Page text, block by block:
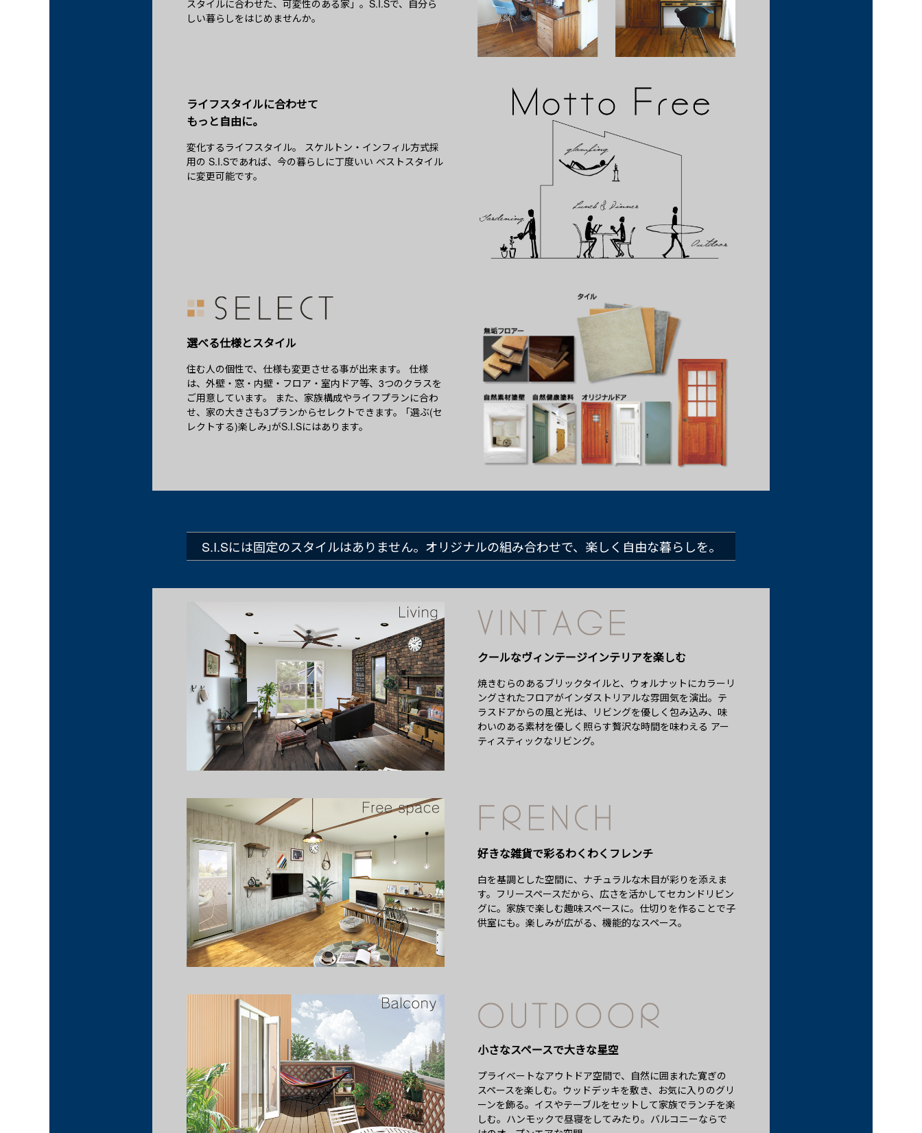
スタイルに合わせた、可変性のある家」。S.I.Sで、自分ら
しい暮らしをはじめませんか。
ライフスタイルに合わせて
もっと自由に。
変化するライフスタイル。 スケルトン・インフィル方式採
用の S.I.Sであれば、今の暮らしに丁度いい ベストスタイル
に変更可能です。
選べる仕様とスタイル
住む人の個性で、仕様も変更させる事が出来ます。 仕様
は、外壁・窓・内壁・フロア・室内ドア等、3つのクラスを
ご用意しています。 また、家族構成やライフプランに合わ
せ、家の大きさも3プランからセレクトできます。 ｢選ぶ(セ
レクトする)楽しみ｣がS.I.Sにはあります。
S.I.Sには固定のスタイルはありません。 オリジナルの組み合わせで、 楽しく自由な暮らしを。
クールなヴィンテージインテリアを楽しむ
焼きむらのあるブリックタイルと、ウォルナットにカラーリ
ングされたフロアがインダストリアルな雰囲気を演出。テ
ラスドアからの風と光は、リビングを優しく包み込み、味
わいのある素材を優しく照らす贅沢な時間を味わえる アー
ティスティックなリビング。
好きな雑貨で彩るわくわくフレンチ
白を基調とした空間に、ナチュラルな木目が彩りを添えま
す。フリースペースだから、広さを活かしてセカンドリビン
グに。家族で楽しむ趣味スペースに。仕切りを作ることで子
供室にも。楽しみが広がる、機能的なスペース。
小さなスペースで大きな星空
プライベートなアウトドア空間で、自然に囲まれた寛ぎの
スペースを楽しむ。ウッドデッキを敷き、お気に入りのグリ
ーンを飾る。イスやテーブルをセットして家族でランチを楽
しむ。ハンモックで昼寝をしてみたり。バルコニーならで